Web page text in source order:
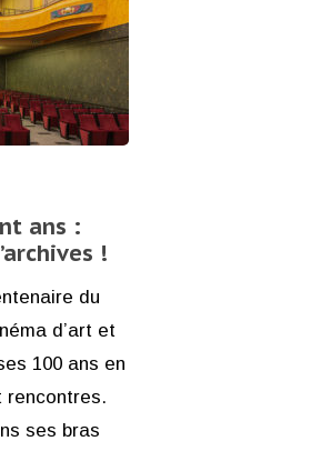
ans :
!
du
d’art et
100 ans en
rencontres.
ses bras